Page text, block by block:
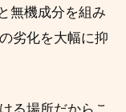
無機成分を組み
劣化を大幅に抑